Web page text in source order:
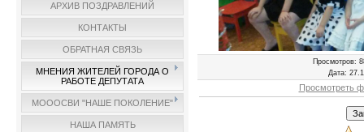
АРХИВ ПОЗДРАВЛЕНИЙ
КОНТАКТЫ
ОБРАТНАЯ СВЯЗЬ
МНЕНИЯ ЖИТЕЛЕЙ ГОРОДА О
РАБОТЕ ДЕПУТАТА
МОООСВИ "НАШЕ ПОКОЛЕНИЕ"
НАША ПАМЯТЬ
Просмотров:
Дата:
Просмотреть